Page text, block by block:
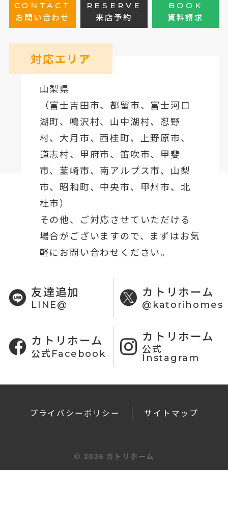
CONTACT
お問い合わせ
RESERVE
来店予約
BOOK
資料請求
対応エリア
山梨県
（富士吉田市、都留市、 富士河口
湖町、鳴沢村、山中湖村、忍野
村、 大月市、西桂町、上野原市、
道志村、 甲府市、笛吹市、甲斐
市、韮崎市、南アルプス市、山梨
市、昭和町、中央市、甲州市、北
杜市）
その他、ご対応させていただける
場合がございますので、まずはお気
軽にお問い合わせください。
友達追加
LINE@
カトリホーム
@katorihomes
カトリホーム
公式Facebook
カトリホーム
公式
Instagram
プライバシーポリシー サイトマップ
© 2026 カトリホーム